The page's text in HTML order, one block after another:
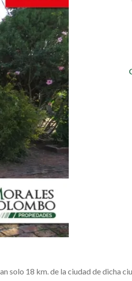
solo 18 km. de la ciudad de dicha